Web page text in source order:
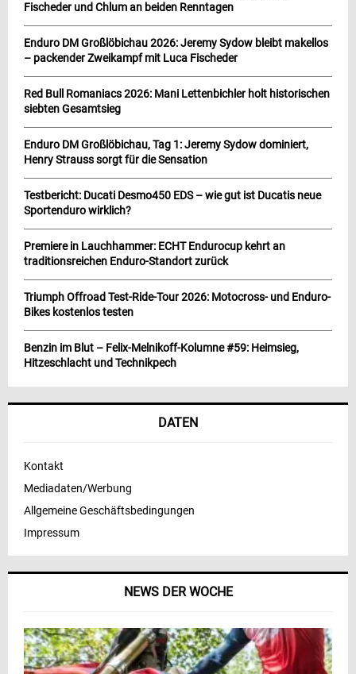
NEWS DER WOCHE
Fischeder und Chlum an beiden Renntagen
Enduro DM Großlöbichau 2026: Jeremy Sydow bleibt makellos
– packender Zweikampf mit Luca Fischeder
Red Bull Romaniacs 2026: Mani Lettenbichler holt historischen
siebten Gesamtsieg
Enduro DM Großlöbichau, Tag 1: Jeremy Sydow dominiert,
Henry Strauss sorgt für die Sensation
Testbericht: Ducati Desmo450 EDS – wie gut ist Ducatis neue
Sportenduro wirklich?
Premiere in Lauchhammer: ECHT Endurocup kehrt an
traditionsreichen Enduro-Standort zurück
Triumph Offroad Test-Ride-Tour 2026: Motocross- und Enduro-
Bikes kostenlos testen
Benzin im Blut – Felix-Melnikoff-Kolumne #59: Heimsieg,
Hitzeschlacht und Technikpech
DATEN
Kontakt
Mediadaten/Werbung
Allgemeine Geschäftsbedingungen
Impressum